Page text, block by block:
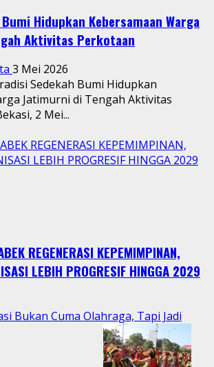
Hidupkan Kebersamaan Warga
Aktivitas Perkotaan
3 Mei 2026
Sedekah Bumi Hidupkan
Jatimurni di Tengah Aktivitas
2 Mei...
REGENERASI KEPEMIMPINAN,
LEBIH PROGRESIF HINGGA 2029
REGENERASI KEPEMIMPINAN,
LEBIH PROGRESIF HINGGA 2029
Bukan Cuma Olahraga, Tapi Jadi